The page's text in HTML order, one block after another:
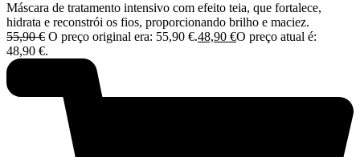
Máscara de tratamento intensivo com efeito teia, que fortalece,
hidrata e reconstrói os fios, proporcionando brilho e maciez.
55,90€ O preço original era: 55,90 €.48,90 €O preço atual é:
48,90 €.